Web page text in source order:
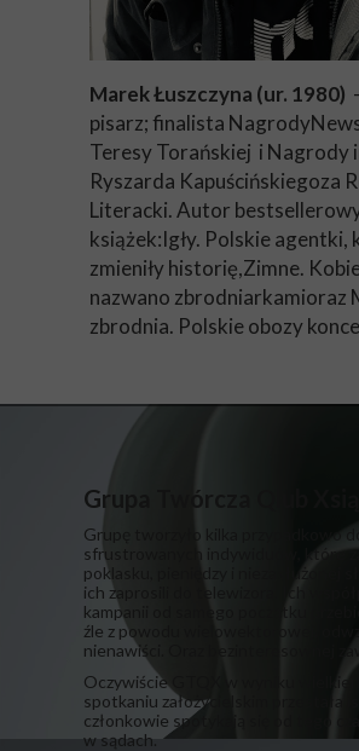
Marek Łuszczyna (ur. 1980)
pisarz; finalista
Teresy Torańskiej i Nagrody
Ryszarda Kapuścińskiegoza
Literacki. Autor
książek:Igły. Polskie agentki,
zmieniły historię,Zimne.
nazwano zbrodniarkamioraz
zbrodnia. Polskie obozy
Grupa Twórcza Qlub
Grupę tworzyło kilka przypadkowo
sfrustrowanych indywiduów, które
poklasku, pieniędzy i niezasłużonej
ich zaprosili do telewizora. Ich
kampanii od samego początku
źle z powodu wielowektorowej,
nienawiści. Oraz bezinteresownej
​Oczywiście GTQX w wyniku wielkiej
spotkaniu założycielskim przestała
członkowie spotykają się od tego
w sądach.